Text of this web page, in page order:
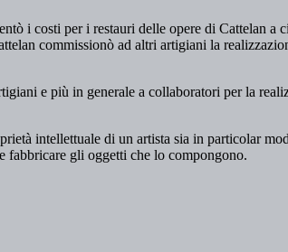
i costi per i restauri delle opere di Cattelan a
commissionò ad altri artigiani la
e più in generale a collaboratori per la
intellettuale di un artista sia in particolar
fabbricare gli oggetti che lo compongono.